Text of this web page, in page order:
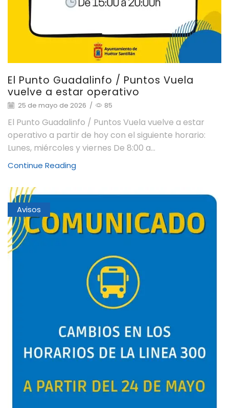
El Punto Guadalinfo / Puntos Vuela
vuelve a estar operativo
25 de mayo de 2026 / 85
El Punto Guadalinfo / Puntos Vuela vuelve a estar
operativo a partir de hoy con el siguiente horario:
Lunes, miércoles y viernes De 8:00 a...
Continue Reading
Avisos